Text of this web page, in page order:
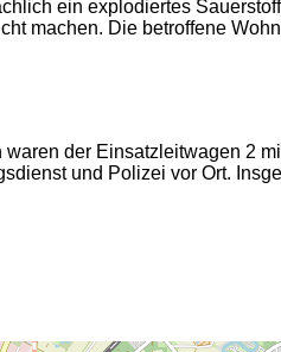
ein explodiertes
machen. Die betroffene
der Einsatzleitwagen 2
und Polizei vor Ort.